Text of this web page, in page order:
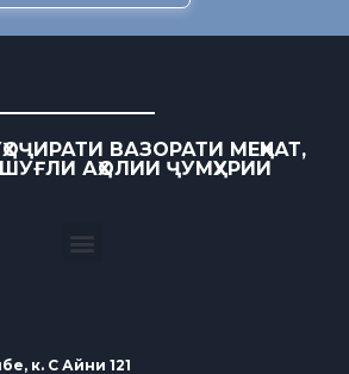
ВАЗОРАТИ МЕҲНАТ,
АҲОЛИИ ҶУМҲУРИИ
к. С Айни 121